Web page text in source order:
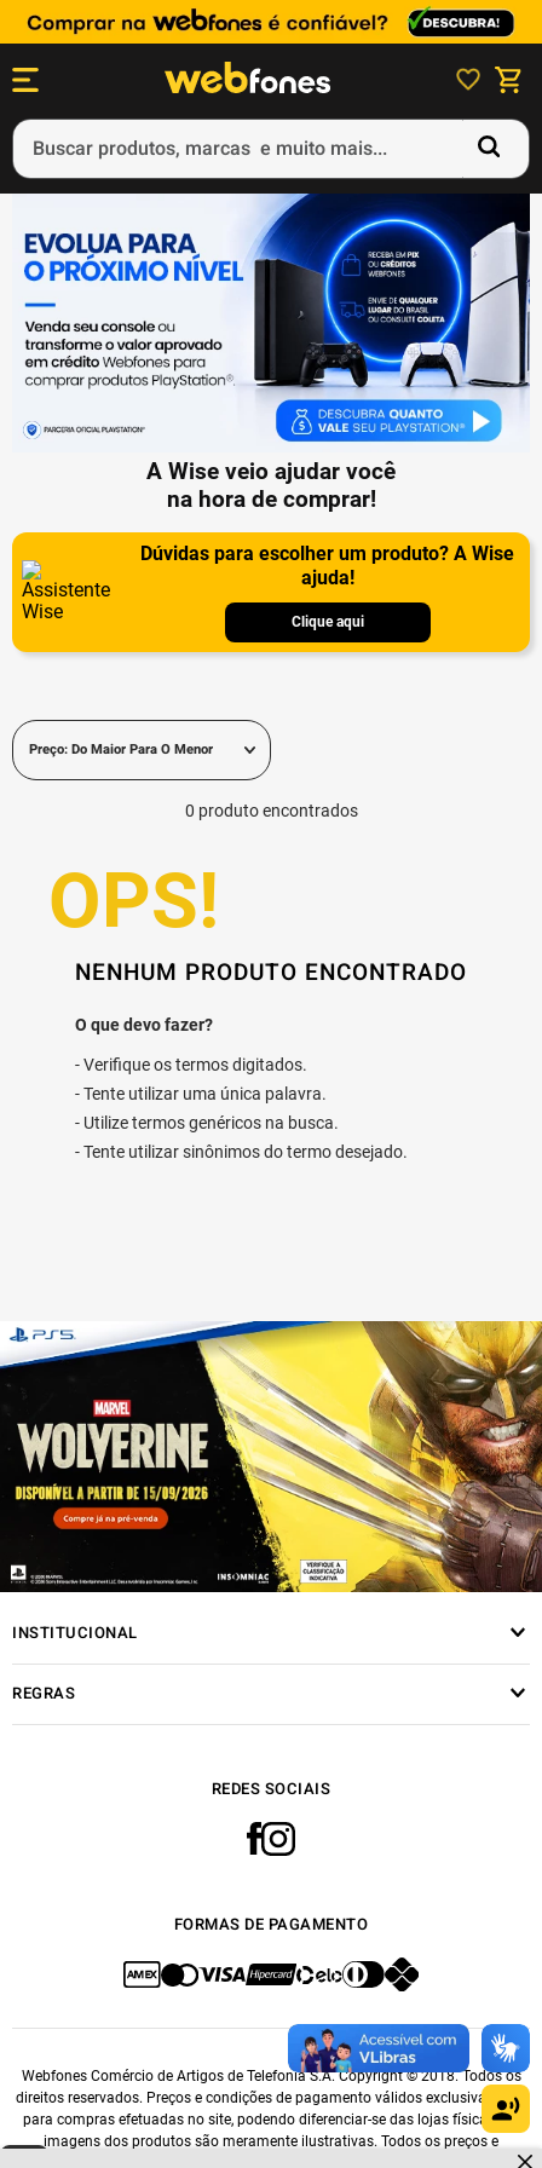
Buscar produtos, marcas e muito mais...
A Wise veio ajudar você
na hora de comprar!
Dúvidas para escolher um produto? A Wise
ajuda!
Clique aqui
Preço: Do Maior Para O Menor
0 produto
NENHUM PRODUTO ENCONTRADO
Verifique os termos digitados.
Tente utilizar uma única palavra.
Utilize termos genéricos na busca.
Tente utilizar sinônimos do termo desejado.
INSTITUCIONAL
REGRAS
REDES SOCIAIS
FORMAS DE PAGAMENTO
Webfones Comércio de Artigos de Telefonia S.A. Copyright © 2018. Todos os
direitos reservados. Preços e condições de pagamento válidos exclusivamente
para compras efetuadas no site, podendo diferenciar-se das lojas físicas. As
imagens dos produtos são meramente ilustrativas. Todos os preços e
1º
ps5
3º
smartphone
4º
ps4
5